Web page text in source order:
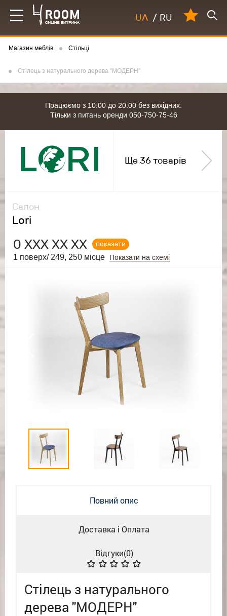
UA / RU
Магазин меблів Стільці
Стілець з натурального дерева "МОДЕРН"
Працюємо з 10:00 до 20:00 без вихідних.
Тільки з питань оренди 050-750-75-46
Салон
Lori
0 ХХХ ХХ ХХ
показати
1 поверх/ 249, 250 місце
Показати на схемі
Ще 36 товарів
Повний опис
Доставка і Оплата
Відгуки(0)
Стілець з натурального
дерева "МОДЕРН"